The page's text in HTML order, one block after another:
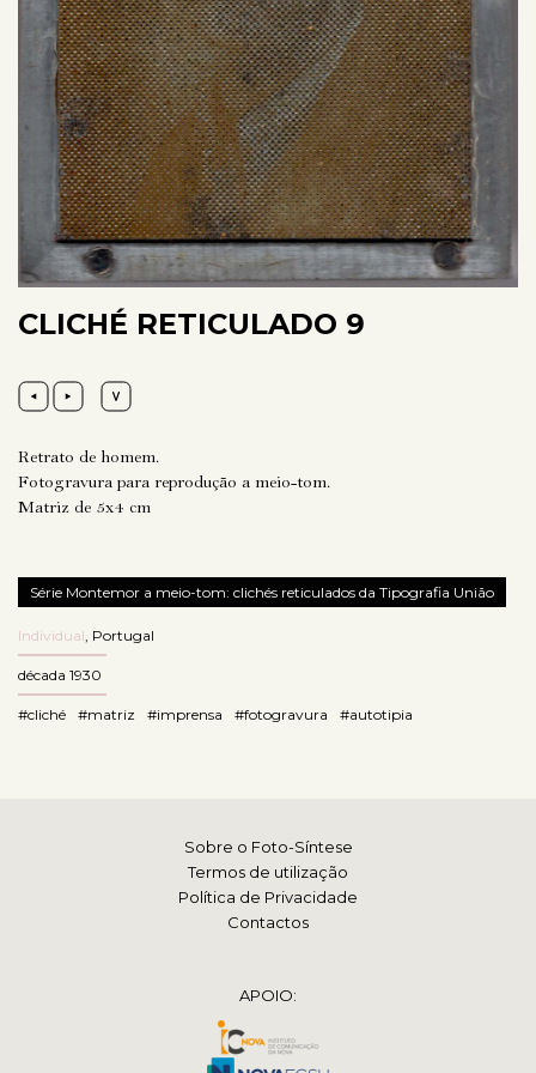
CLICHÉ RETICULADO 9
Retrato de homem.
Fotogravura para reprodução a meio-tom.
Matriz de 5x4 cm
Série Montemor a meio-tom: clichés reticulados da Tipografia União
Individual, Portugal
década 1930
#cliché #matriz #imprensa #fotogravura #autotipia
Sobre o Foto-Síntese
Termos de utilização
Política de Privacidade
Contactos
APOIO: